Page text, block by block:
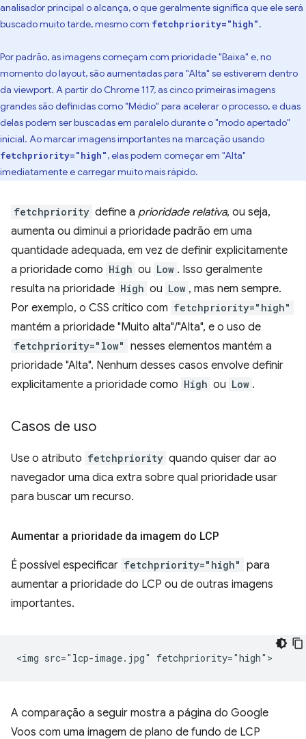
analisador principal o alcança, o que geralmente significa que ele será
buscado muito tarde, mesmo com fetchpriority="high".
Por padrão, as imagens começam com prioridade "Baixa" e, no
momento do layout, são aumentadas para "Alta" se estiverem dentro
da viewport. A partir do Chrome 117, as cinco primeiras imagens
grandes são definidas como "Médio" para acelerar o processo, e duas
delas podem ser buscadas em paralelo durante o "modo apertado"
inicial. Ao marcar imagens importantes na marcação usando
fetchpriority="high", elas podem começar em "Alta"
imediatamente e carregar muito mais rápido.
fetchpriority define a prioridade relativa, ou seja,
aumenta ou diminui a prioridade padrão em uma
quantidade adequada, em vez de definir explicitamente
a prioridade como High ou Low . Isso geralmente
resulta na prioridade High ou Low , mas nem sempre.
Por exemplo, o CSS crítico com fetchpriority="high"
mantém a prioridade "Muito alta"/"Alta", e o uso de
fetchpriority="low" nesses elementos mantém a
prioridade "Alta". Nenhum desses casos envolve definir
explicitamente a prioridade como High ou Low .
Casos de uso
Use o atributo fetchpriority quando quiser dar ao
navegador uma dica extra sobre qual prioridade usar
para buscar um recurso.
Aumentar a prioridade da imagem do LCP
É possível especificar fetchpriority="high" para
aumentar a prioridade do LCP ou de outras imagens
importantes.
A comparação a seguir mostra a página do Google
Voos com uma imagem de plano de fundo de LCP